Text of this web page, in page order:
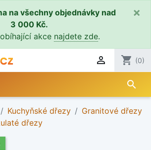
na všechny objednávky nad
3 000 Kč.
akce najdete zde.
×
 shopping_cart (0)
search
Kuchyňské dřezy
Granitové dřezy
dřezy